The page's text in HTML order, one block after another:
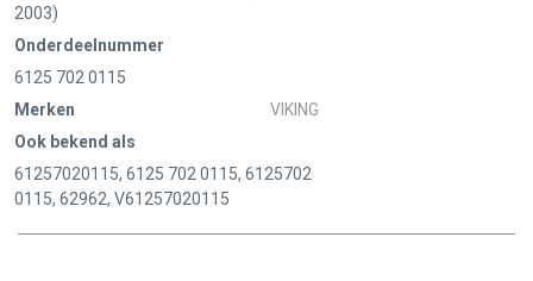
2003)
Onderdeelnummer
6125 702 0115
Merken
VIKING
Ook bekend als
61257020115, 6125 702 0115, 6125702
0115, 62962, V61257020115